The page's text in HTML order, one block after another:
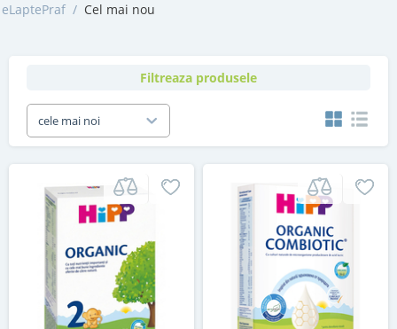
eLaptePraf / Cel mai nou
Filtreaza produsele
cele mai noi